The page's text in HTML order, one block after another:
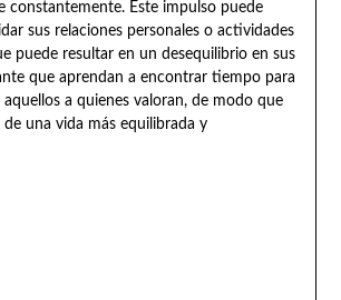
constantemente. Este impulso puede
sus relaciones personales o actividades
puede resultar en un desequilibrio en sus
que aprendan a encontrar tiempo para
a quienes valoran, de modo que
una vida más equilibrada y